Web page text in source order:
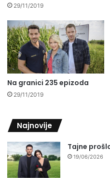
29/11/2019
Na granici 235 epizoda
29/11/2019
Najnovije
Tajne
19/06/2026